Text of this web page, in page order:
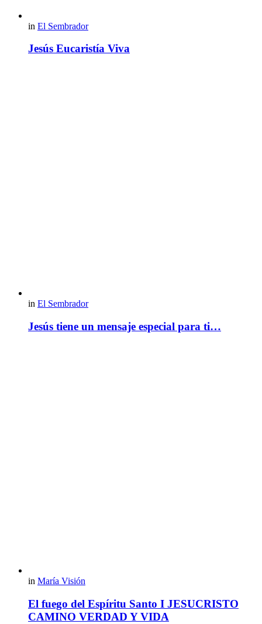
in El Sembrador
Jesús Eucaristía Viva
in El Sembrador
Jesús tiene un mensaje especial para ti…
in María Visión
El fuego del Espíritu Santo I JESUCRISTO
CAMINO VERDAD Y VIDA